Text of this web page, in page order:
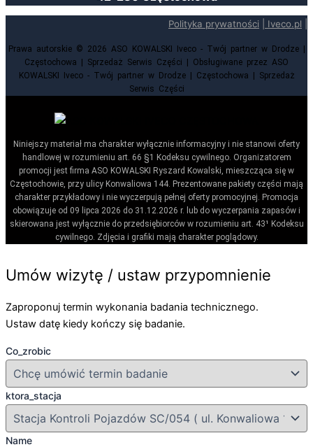
Polityka prywatności Iveco.pl
Prawa autorskie © 2026 ASO KOWALSKI Iveco - Twój partner w Drodze |
Częstochowa | Sprzedaż Serwis Części | Obsługiwane przez ASO
KOWALSKI Iveco - Twój partner w Drodze | Częstochowa | Sprzedaż
Serwis Części
Niniejszy materiał ma charakter wyłącznie informacyjny i nie stanowi oferty
handlowej w rozumieniu art. 66 §1 Kodeksu cywilnego. Organizatorem
promocji jest firma ASO KOWALSKI Ryszard Kowalski, mieszcząca się w
Częstochowie, przy ulicy Konwaliowa 144. Prezentowane pakiety części mają
charakter przykładowy i nie wyczerpują pełnej oferty promocyjnej. Promocja
obowiązuje od 09 lipca 2026 do 31.12.2026 r. lub do wyczerpania zapasów i
skierowana jest wyłącznie do przedsiębiorców w rozumieniu art. 43¹ Kodeksu
cywilnego. Zdjęcia i grafiki mają charakter poglądowy.
Umów wizytę / ustaw przypomnienie
Zaproponuj termin wykonania badania technicznego.
Ustaw datę kiedy kończy się badanie.
Co_zrobic
ktora_stacja
Name